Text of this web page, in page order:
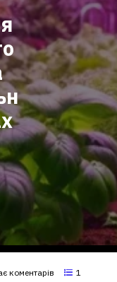
коментарів
1